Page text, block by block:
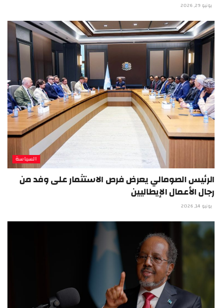
يونيو 29, 2026
السياسة
الرئيس الصومالي يعرض فرص الاستثمار على وفد من
رجال الأعمال الإيطاليين
يونيو 14, 2026